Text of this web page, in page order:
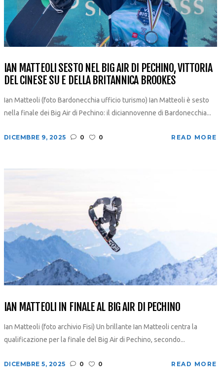
IAN MATTEOLI SESTO NEL BIG AIR DI PECHINO, VITTORIA
DEL CINESE SU E DELLA BRITANNICA BROOKES
Ian Matteoli (foto Bardonecchia ufficio turismo) Ian Matteoli è sesto
nella finale dei Big Air di Pechino: il diciannovenne di Bardonecchia...
DICEMBRE 9, 2025 0 0 READ MORE
IAN MATTEOLI IN FINALE AL BIG AIR DI PECHINO
Ian Matteoli (foto archivio Fisi) Un brillante Ian Matteoli centra la
qualificazione per la finale del Big Air di Pechino, secondo...
DICEMBRE 5, 2025 0 0 READ MORE